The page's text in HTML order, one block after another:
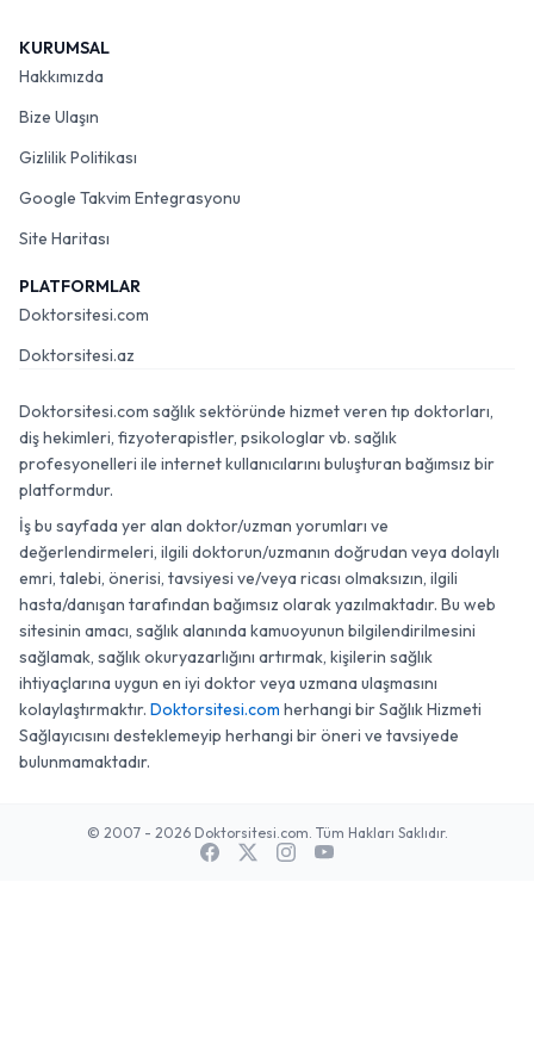
KURUMSAL
Hakkımızda
Bize Ulaşın
Gizlilik Politikası
Google Takvim Entegrasyonu
Site Haritası
PLATFORMLAR
Doktorsitesi.com
Doktorsitesi.az
Doktorsitesi.com sağlık sektöründe hizmet veren tıp doktorları,
diş hekimleri, fizyoterapistler, psikologlar vb. sağlık
profesyonelleri ile internet kullanıcılarını buluşturan bağımsız bir
platformdur.
İş bu sayfada yer alan doktor/uzman yorumları ve
değerlendirmeleri, ilgili doktorun/uzmanın doğrudan veya dolaylı
emri, talebi, önerisi, tavsiyesi ve/veya ricası olmaksızın, ilgili
hasta/danışan tarafından bağımsız olarak yazılmaktadır. Bu web
sitesinin amacı, sağlık alanında kamuoyunun bilgilendirilmesini
sağlamak, sağlık okuryazarlığını artırmak, kişilerin sağlık
ihtiyaçlarına uygun en iyi doktor veya uzmana ulaşmasını
kolaylaştırmaktır. Doktorsitesi.com herhangi bir Sağlık Hizmeti
Sağlayıcısını desteklemeyip herhangi bir öneri ve tavsiyede
bulunmamaktadır.
© 2007 - 2026 Doktorsitesi.com. Tüm Hakları Saklıdır.